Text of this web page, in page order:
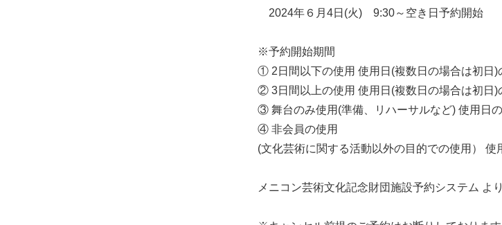
2024年６月 4日 (火) 9:30～空き日予約開始
※予約開始期間
① 2 日間以下の使用 使用日 (複数日の場合は初日 )
② 3日間以上の使用 使用日 (複数日の場合は初日 )
③ 舞台のみ使用 (準備、リハーサルなど) 使用日の
④ 非会員の使用
(文化芸術に関する活動以外の目的での使用） 使
メニコン芸術文化記念財団施設予約システム よ